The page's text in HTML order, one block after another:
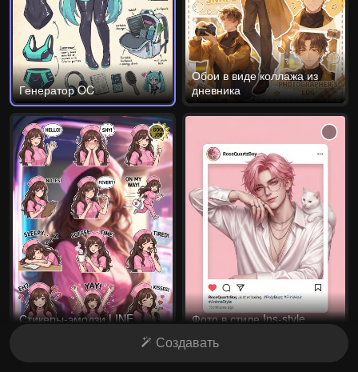
Генератор OC
Обои в виде коллажа из
дневника
Стикеры-эмодзи LINE Фото в стиле Ins-style
Создавать